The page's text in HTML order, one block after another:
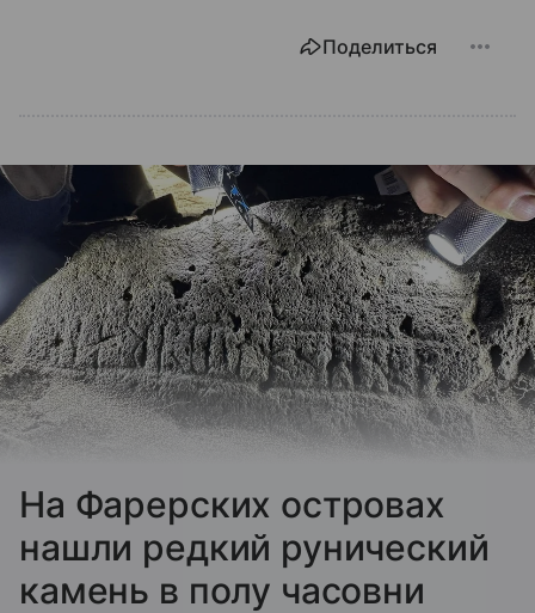
Поделиться
На Фарерских островах
нашли редкий рунический
камень в полу часовни